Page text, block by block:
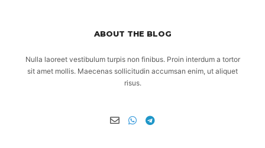
ABOUT THE BLOG
Nulla laoreet vestibulum turpis non finibus. Proin interdum a tortor
sit amet mollis. Maecenas sollicitudin accumsan enim, ut aliquet
risus.